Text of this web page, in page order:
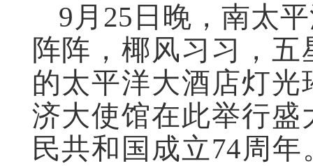
9月25日晚，南太
阵阵，椰风习习，
的太平洋大酒店灯
济大使馆在此举行
民共和国成立74周